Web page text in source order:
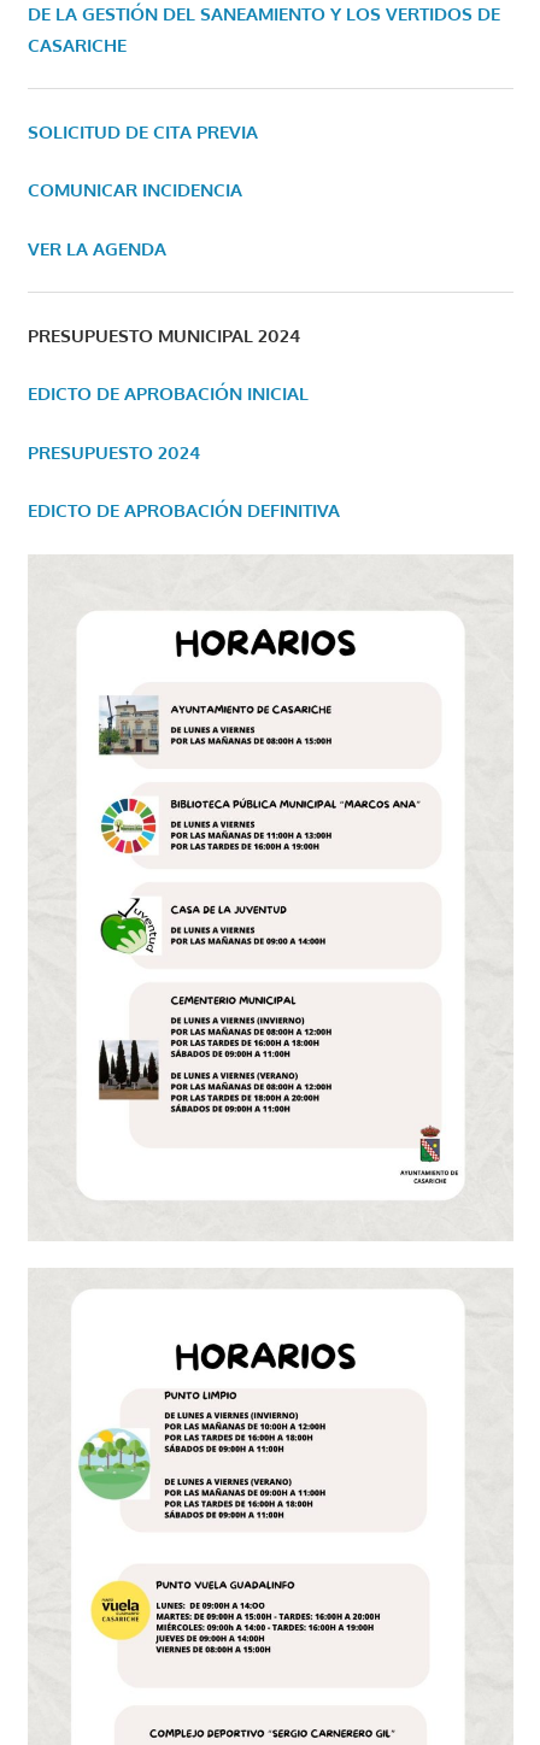
DE LA GESTIÓN DEL SANEAMIENTO Y LOS VERTIDOS DE
CASARICHE
SOLICITUD DE CITA PREVIA
COMUNICAR INCIDENCIA
VER LA AGENDA
PRESUPUESTO MUNICIPAL 2024
EDICTO DE APROBACIÓN INICIAL
PRESUPUESTO 2024
EDICTO DE APROBACIÓN DEFINITIVA